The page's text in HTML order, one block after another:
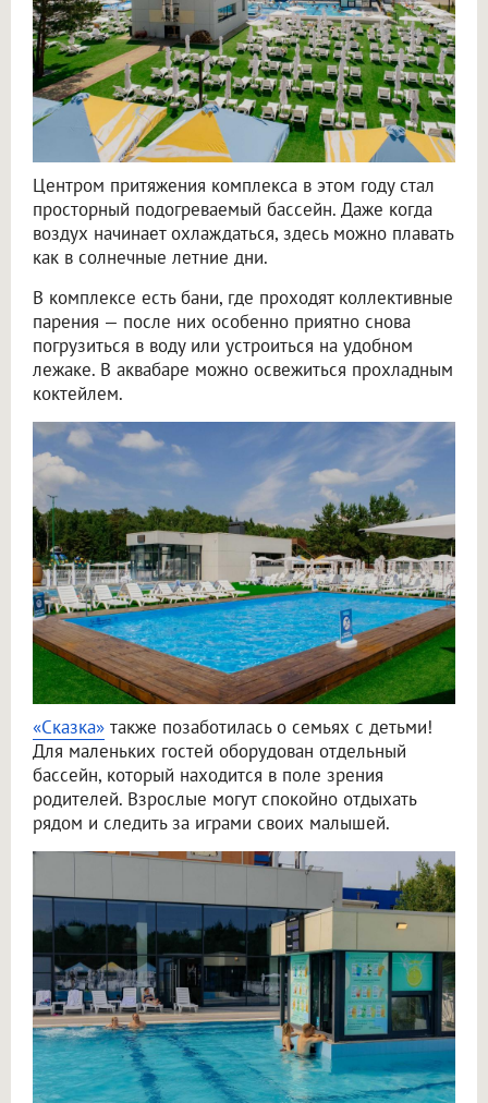
Центром притяжения комплекса в этом году стал
просторный подогреваемый бассейн. Даже когда
воздух начинает охлаждаться, здесь можно плавать
как в солнечные летние дни.
В комплексе есть бани, где проходят коллективные
парения — после них особенно приятно снова
погрузиться в воду или устроиться на удобном
лежаке. В аквабаре можно освежиться прохладным
коктейлем.
«Сказка» также позаботилась о семьях с детьми!
Для маленьких гостей оборудован отдельный
бассейн, который находится в поле зрения
родителей. Взрослые могут спокойно отдыхать
рядом и следить за играми своих малышей.